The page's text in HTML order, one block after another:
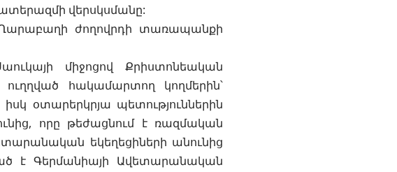
վերսկսմանը:
Ղարաբաղի ժողովրդի տառապանքի
միջոցով Քրիստոնեական
հակամարտող կողմերին՝
օտարերկրյա պետություններին
որը թեժացնում է ռազմական
եկեղեցիների անունից
է Գերմանիայի Ավետարանական